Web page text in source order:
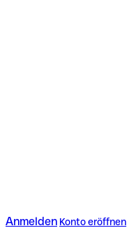
Anmelden Konto eröffnen